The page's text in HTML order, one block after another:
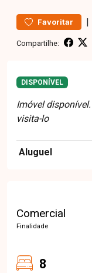
Favoritar |
Compartilhe:
DISPONÍVEL
Imóvel
visita-lo
Aluguel
Comercial
Finalidade
8